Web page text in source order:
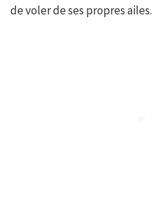
de voler de ses propres ailes.